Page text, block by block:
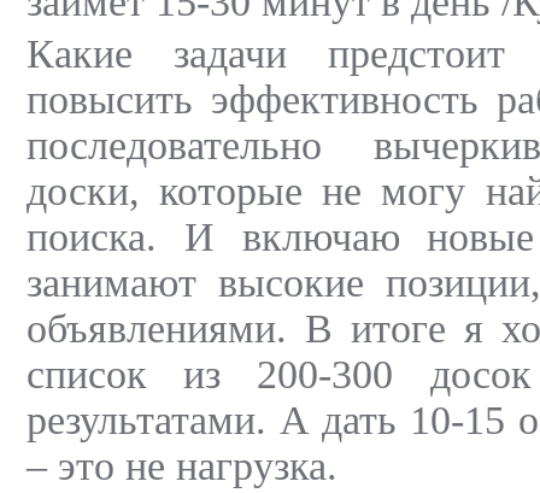
Какие задачи
повысить эффективность
последовательно
доски, которые не могу
поиска. И включаю
занимают высокие
объявлениями. В итоге я
список из 200-300
результатами. А дать 10-15
– это не нагрузка.